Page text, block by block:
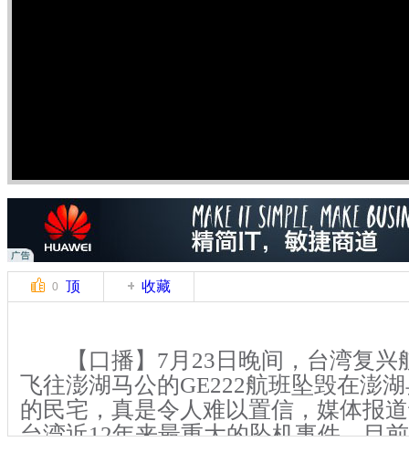
0 顶 收藏
【口播】7月23日晚间，台湾复兴
飞往澎湖马公的GE222航班坠毁在澎
的民宅，真是令人难以置信，媒体报
台湾近12年来最重大的坠机事件。目